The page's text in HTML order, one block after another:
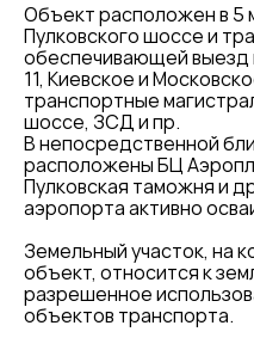
Объект расположен в 5
Пулковского шоссе и
обеспечивающей
11, Киевское и
транспортные
шоссе, ЗСД и пр.
В непосредственной
расположены БЦ
Пулковская таможня и
аэропорта активно
Земельный участок, на
объект, относится к
разрешенное
объектов транспорта.